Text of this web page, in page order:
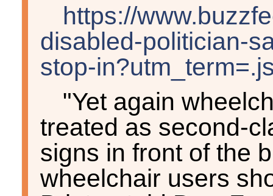
https://
disabled-politician-
stop-
"Yet again
treated as second-
signs in front of the
wheelchair users